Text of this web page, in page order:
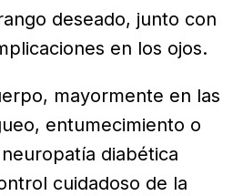
deseado, junto con
en los ojos.
mayormente en las
entumecimiento o
diabética
cuidadoso de la